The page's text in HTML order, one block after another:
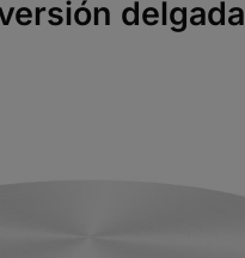
delgada